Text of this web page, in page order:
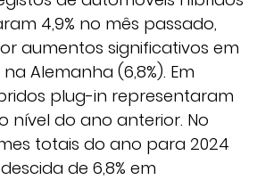
4,9% no mês passado,
aumentos significativos em
Alemanha (6,8%). Em
plug-in representaram
nível do ano anterior. No
totais do ano para 2024
de 6,8% em